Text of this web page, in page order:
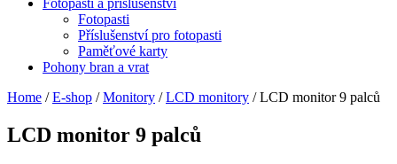
Fotopasti a příslušenství
Fotopasti
Příslušenství pro fotopasti
Paměťové karty
Pohony bran a vrat
Home / E-shop / Monitory / LCD monitory /LCD monitor 9 palců
LCD monitor 9 palců